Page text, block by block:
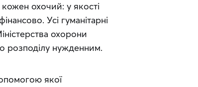
охочий: у якості
Усі гуманітарні
охорони
розподілу нужденним.
якої